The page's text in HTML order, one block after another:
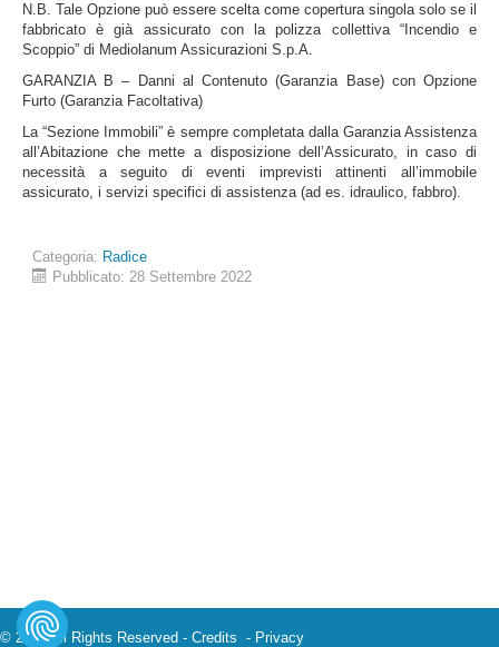
N.B. Tale Opzione può essere scelta come copertura singola solo se il
fabbricato è già assicurato con la polizza collettiva “Incendio e
Scoppio” di Mediolanum Assicurazioni S.p.A.
GARANZIA B – Danni al Contenuto (Garanzia Base) con Opzione
Furto (Garanzia Facoltativa)
La “Sezione Immobili” è sempre completata dalla Garanzia Assistenza
all’Abitazione che mette a disposizione dell’Assicurato, in caso di
necessità a seguito di eventi imprevisti attinenti all’immobile
assicurato, i servizi specifici di assistenza (ad es. idraulico, fabbro).
Categoria: Radice
Pubblicato: 28 Settembre 2022
© 2023 All Rights Reserved - Credits - Privacy